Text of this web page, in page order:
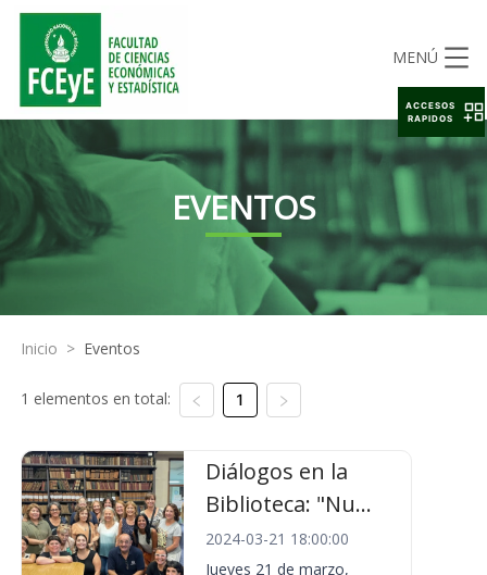
MENÚ
EVENTOS
Inicio > Eventos
1 elementos en total: 1
Diálogos en la
Biblioteca: "Nu...
2024-03-21 18:00:00
Jueves 21 de marzo,
ACCESOS
RAPIDOS